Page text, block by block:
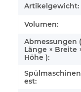
Artikelgewicht:
Volumen:
Abmessungen (
Länge × Breite
Höhe ):
est: